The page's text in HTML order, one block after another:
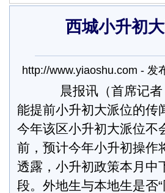
西城小升初
http://www.yiaoshu.com -
晨报讯（首席记者
能提前小升初大派位的传
今年该区小升初大派位不
前，预计今年小升初操作
透露，小升初政策本月中
段。外地生与本地生是否